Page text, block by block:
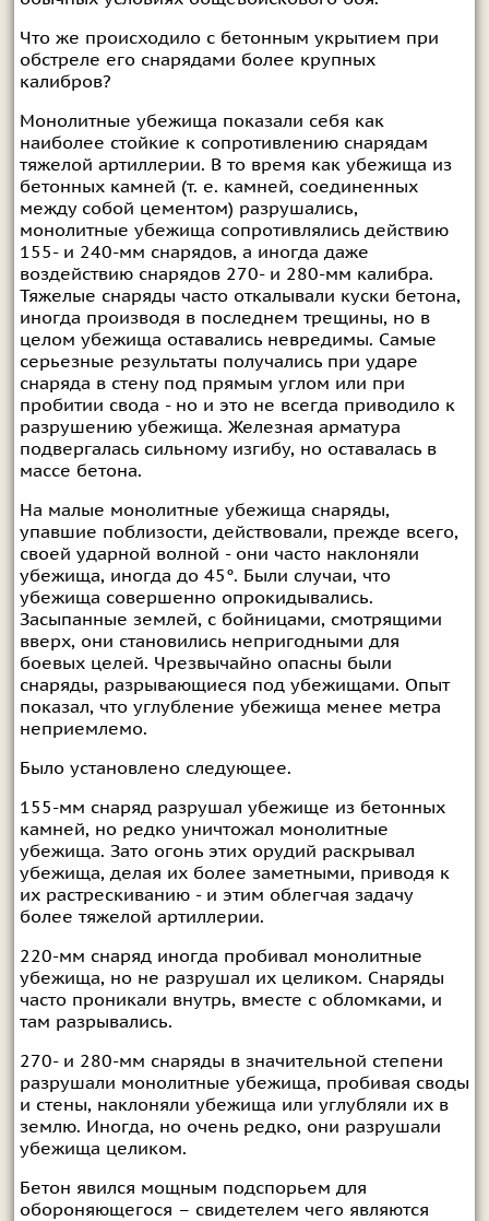
Что же происходило с бетонным укрытием при
обстреле его снарядами более крупных
калибров?
Монолитные убежища показали себя как
наиболее стойкие к сопротивлению снарядам
тяжелой артиллерии. В то время как убежища из
бетонных камней (т. е. камней, соединенных
между собой цементом) разрушались,
монолитные убежища сопротивлялись действию
155- и 240-мм снарядов, а иногда даже
воздействию снарядов 270- и 280-мм калибра.
Тяжелые снаряды часто откалывали куски бетона,
иногда производя в последнем трещины, но в
целом убежища оставались невредимы. Самые
серьезные результаты получались при ударе
снаряда в стену под прямым углом или при
пробитии свода - но и это не всегда приводило к
разрушению убежища. Железная арматура
подвергалась сильному изгибу, но оставалась в
массе бетона.
На малые монолитные убежища снаряды,
упавшие поблизости, действовали, прежде всего,
своей ударной волной - они часто наклоняли
убежища, иногда до 45°. Были случаи, что
убежища совершенно опрокидывались.
Засыпанные землей, с бойницами, смотрящими
вверх, они становились непригодными для
боевых целей. Чрезвычайно опасны были
снаряды, разрывающиеся под убежищами. Опыт
показал, что углубление убежища менее метра
неприемлемо.
Было установлено следующее.
155-мм снаряд разрушал убежище из бетонных
камней, но редко уничтожал монолитные
убежища. Зато огонь этих орудий раскрывал
убежища, делая их более заметными, приводя к
их растрескиванию - и этим облегчая задачу
более тяжелой артиллерии.
220-мм снаряд иногда пробивал монолитные
убежища, но не разрушал их целиком. Снаряды
часто проникали внутрь, вместе с обломками, и
там разрывались.
270- и 280-мм снаряды в значительной степени
разрушали монолитные убежища, пробивая своды
и стены, наклоняли убежища или углубляли их в
землю. Иногда, но очень редко, они разрушали
убежища целиком.
Бетон явился мощным подспорьем для
обороняющегося – свидетелем чего являются